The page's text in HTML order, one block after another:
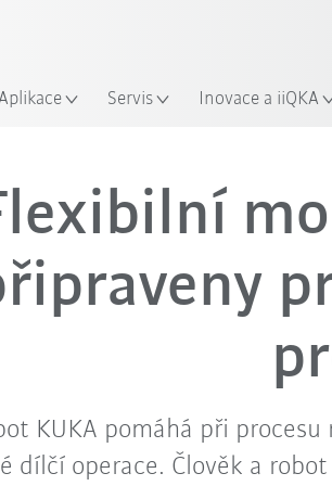
Servis Inovace a iiQKA
KUKA pomáhá při
dílčí operace. Člověk a